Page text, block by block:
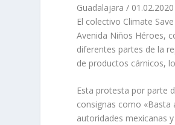
Guadalajara /
El colectivo Climate
Avenida Niños Héroes,
diferentes partes de la
de productos cárnicos,
Esta protesta por parte
consignas como «Basta
autoridades mexicanas